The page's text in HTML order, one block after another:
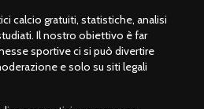
calcio gratuiti, statistiche, analisi
Il nostro obiettivo è far
sportive ci si può divertire
e solo su siti legali